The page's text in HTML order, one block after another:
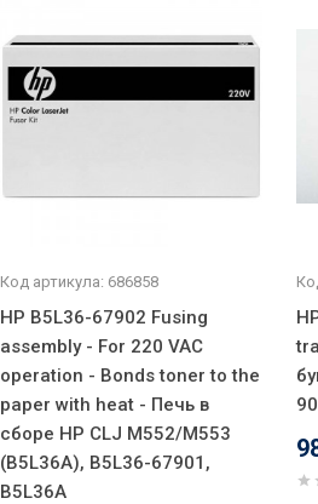
Код артикула: 686858
HP B5L36-67902 Fusing
assembly - For 220 VAC
operation - Bonds toner to the
paper with heat - Печь в
сборе HP CLJ M552/M553
(B5L36A), B5L36-67901,
B5L36A